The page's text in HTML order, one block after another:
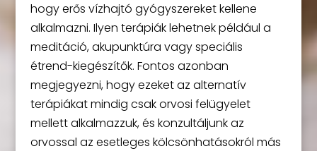
hogy erős vízhajtó gyógyszereket kellene
alkalmazni. Ilyen terápiák lehetnek például a
meditáció, akupunktúra vagy speciális
étrend-kiegészítők. Fontos azonban
megjegyezni, hogy ezeket az alternatív
terápiákat mindig csak orvosi felügyelet
mellett alkalmazzuk, és konzultáljunk az
orvossal az esetleges kölcsönhatásokról más